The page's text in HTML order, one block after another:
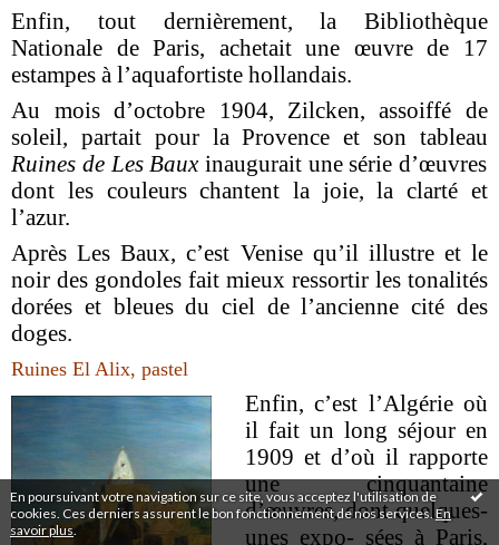
En poursuivant votre navigation sur ce site, vous acceptez l'utilisation de
cookies. Ces derniers assurent le bon fonctionnement de nos services. En
savoir plus.
Enfin, tout dernièrement, la Bibliothèque
Nationale de Paris, achetait une œuvre de 17
estampes à l’aquafortiste hollandais.
Au mois d’octobre 1904, Zilcken, assoiffé de
soleil, partait pour la Provence et son tableau
Ruines de Les Baux inaugurait une série d’œuvres
dont les couleurs chantent la joie, la clarté et
l’azur.
Après Les Baux, c’est Venise qu’il illustre et le
noir des gondoles fait mieux ressortir les tonalités
dorées et bleues du ciel de l’ancienne cité des
doges.
Ruines El Alix, pastel
Enfin, c’est l’Algérie où
il fait un long séjour en
1909 et d’où il rapporte
une cinquantaine
d’œuvres, dont quelques-
unes expo- sées à Paris,